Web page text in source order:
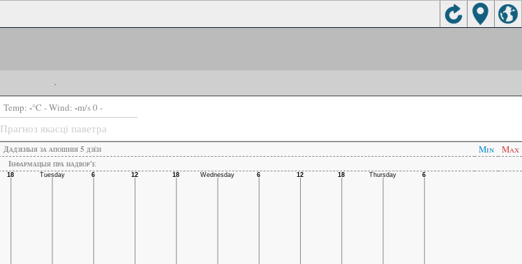
-
Temp: -°C - Wind: -m/s 0 -
Прагноз якасці паветра
Дадзеныя за апошнія 5 дзён Min
Max
Інфармацыя пра надвор'е